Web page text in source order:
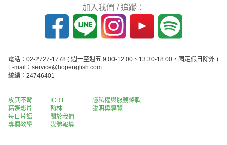
加入我們 / 追蹤：
電話：02-2727-1778 ( 週一至週五 9:00-12:00、13:30-18:00，國定假日除外 )
E-mail：service@hopenglish.com
統編：24746401
攻其不背
精選影片
每日片語
專欄教學
ICRT
翰林
關於我們
媒體報導
隱私權與服務條款
說明與導覽